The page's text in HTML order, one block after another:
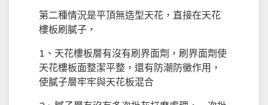
第二種情況是平頂無造型天花，直接在天花
樓板刷膩子，
1、天花樓板層有沒有刷界面劑，刷界面劑使
天花樓板面整潔平整，還有防潮防黴作用，
使膩子層牢牢與天花板混合